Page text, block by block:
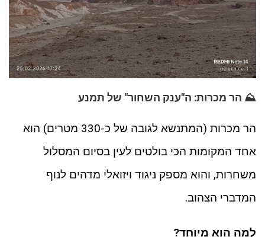
⛰️ הר מכרות: ה"ענק השחור" של תמנע
הר מכרות (המתנשא לגובה של כ-330 מטרים) הוא
אחד המקומות הכי בולטים לעין בסיום המסלול
משחרות, והוא מספק ניגוד ויזואלי מדהים לנוף
המדברי הצהוב.
למה הוא מיוחד?